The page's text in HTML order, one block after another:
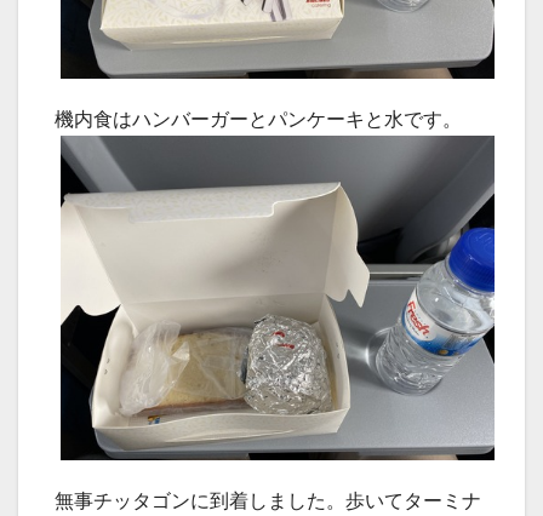
機内食はハンバーガーとパンケーキと水です。
無事チッタゴンに到着しました。歩いてターミナ